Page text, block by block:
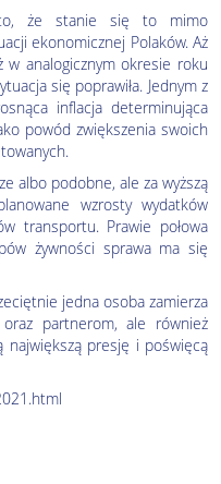
to, że stanie się to mimo
ekonomicznej Polaków. Aż
w analogicznym okresie roku
się poprawiła. Jednym z
inflacja determinująca
powód zwiększenia swoich
albo podobne, ale za wyższą
wzrosty wydatków
transportu. Prawie połowa
żywności sprawa ma się
jedna osoba zamierza
partnerom, ale również
największą presję i poświęcą